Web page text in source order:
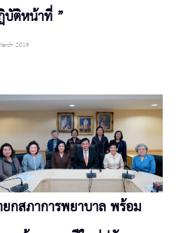
ติหน้าที่ ”
2019
กสภาการพยาบาล พร้อม